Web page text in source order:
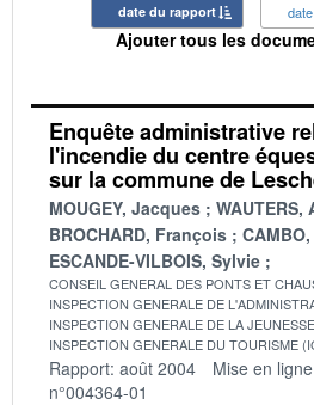
date du rapport
Ajouter tous les
Enquête administrative
l'incendie du centre
sur la commune de
MOUGEY, Jacques WAUTERS,
BROCHARD, François
ESCANDE-VILBOIS, Sylvie
CONSEIL GENERAL DES PONTS ET
INSPECTION GENERALE DE
INSPECTION GENERALE DE LA
INSPECTION GENERALE DU TOURISME
Rapport: août 2004 Mise en
n°004364-01